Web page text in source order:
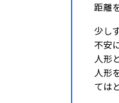
距離
少し
不安
人形
人形
ては